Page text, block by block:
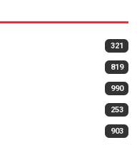
321
819
990
253
903